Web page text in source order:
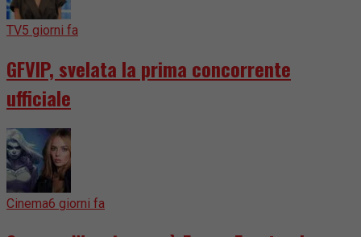
TV5 giorni fa
GFVIP, svelata la prima concorrente
ufficiale
Cinema6 giorni fa